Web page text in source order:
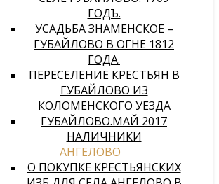
ГОДЪ.
УСАДЬБА ЗНАМЕНСКОЕ –
ГУБАЙЛОВО В ОГНЕ 1812
ГОДА.
ПЕРЕСЕЛЕНИЕ КРЕСТЬЯН В
ГУБАЙЛОВО ИЗ
КОЛОМЕНСКОГО УЕЗДА
ГУБАЙЛОВО.МАЙ 2017
НАЛИЧНИКИ
АНГЕЛОВО
О ПОКУПКЕ КРЕСТЬЯНСКИХ